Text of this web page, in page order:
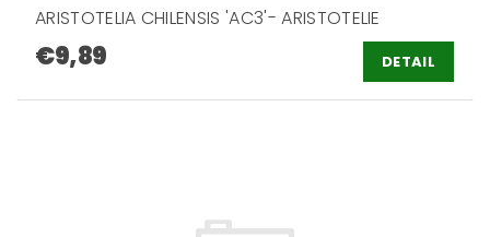
ARISTOTELIA CHILENSIS 'AC3'- ARISTOTELIE
€9,89 DETAIL